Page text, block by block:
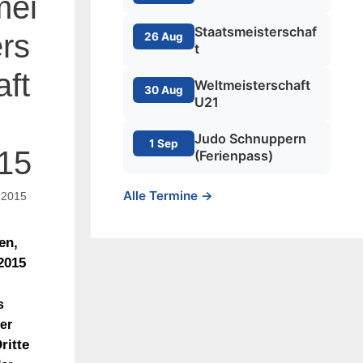
26 Aug
Staatsmeisterschaf
t
30 Aug
Weltmeisterschaft
U21
1 Sep
Judo Schnuppern
(Ferienpass)
Alle Termine →